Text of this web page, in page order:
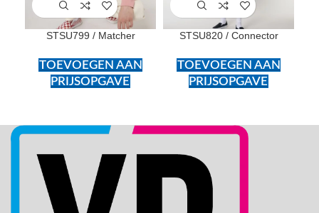
STSU799 / Matcher
TOEVOEGEN AAN
PRIJSOPGAVE
STSU820 / Connector
TOEVOEGEN AAN
PRIJSOPGAVE